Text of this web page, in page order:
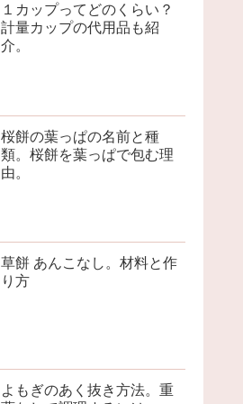
１カップってどのくらい？
計量カップの代用品も紹
介。
桜餅の葉っぱの名前と種
類。桜餅を葉っぱで包む理
由。
草餅 あんこなし。材料と作
り方
よもぎのあく抜き方法。重